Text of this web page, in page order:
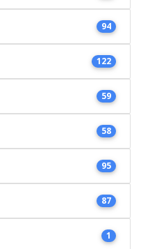
94
122
59
58
95
87
1